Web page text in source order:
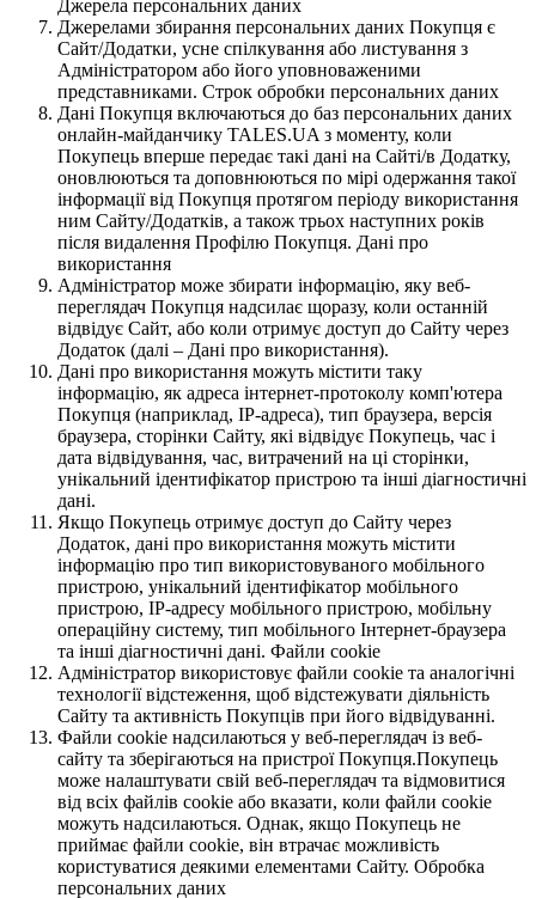
Джерела персональних даних
Джерелами збирання персональних даних Покупця є
Сайт/Додатки, усне спілкування або листування з
Адміністратором або його уповноваженими
представниками. Строк обробки персональних даних
Дані Покупця включаються до баз персональних даних
онлайн-майданчику TALES.UA з моменту, коли
Покупець вперше передає такі дані на Сайті/в Додатку,
оновлюються та доповнюються по мірі одержання такої
інформації від Покупця протягом періоду використання
ним Сайту/Додатків, а також трьох наступних років
після видалення Профілю Покупця. Дані про
використання
Адміністратор може збирати інформацію, яку веб-
переглядач Покупця надсилає щоразу, коли останній
відвідує Сайт, або коли отримує доступ до Сайту через
Додаток (далі – Дані про використання).
Дані про використання можуть містити таку
інформацію, як адреса інтернет-протоколу комп'ютера
Покупця (наприклад, IP-адреса), тип браузера, версія
браузера, сторінки Сайту, які відвідує Покупець, час і
дата відвідування, час, витрачений на ці сторінки,
унікальний ідентифікатор пристрою та інші діагностичні
дані.
Якщо Покупець отримує доступ до Сайту через
Додаток, дані про використання можуть містити
інформацію про тип використовуваного мобільного
пристрою, унікальний ідентифікатор мобільного
пристрою, IP-адресу мобільного пристрою, мобільну
операційну систему, тип мобільного Інтернет-браузера
та інші діагностичні дані. Файли cookie
Адміністратор використовує файли cookie та аналогічні
технології відстеження, щоб відстежувати діяльність
Сайту та активність Покупців при його відвідуванні.
Файли cookie надсилаються у веб-переглядач із веб-
сайту та зберігаються на пристрої Покупця.Покупець
може налаштувати свій веб-переглядач та відмовитися
від всіх файлів cookie або вказати, коли файли cookie
можуть надсилаються. Однак, якщо Покупець не
приймає файли cookie, він втрачає можливість
користуватися деякими елементами Сайту. Обробка
персональних даних